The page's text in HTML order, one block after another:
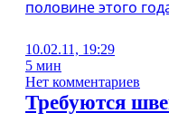
половине этого
10.02.11, 19:29
5 мин
Нет комментариев
Требуются